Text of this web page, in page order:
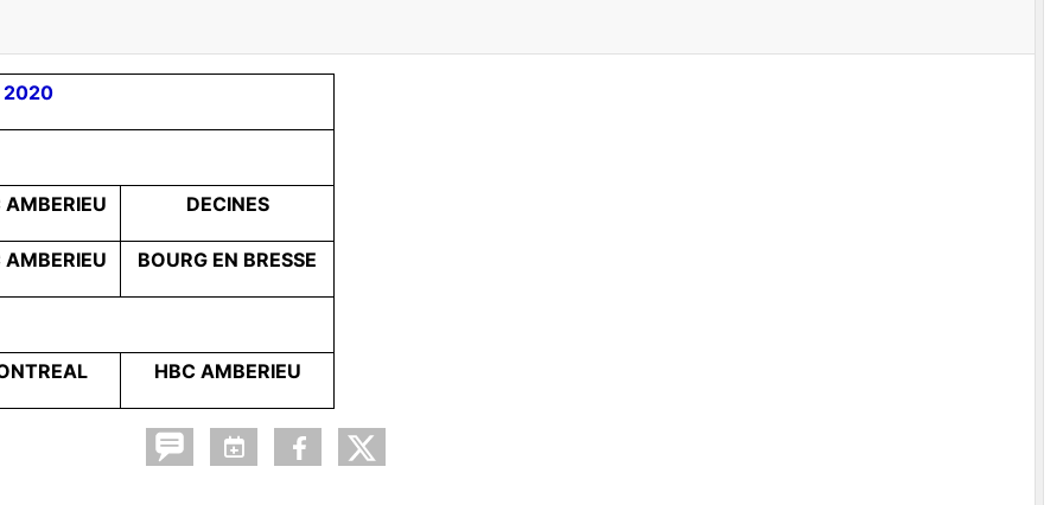
2020
AMBERIEU DECINES
AMBERIEU BOURG EN BRESSE
HBC AMBERIEU